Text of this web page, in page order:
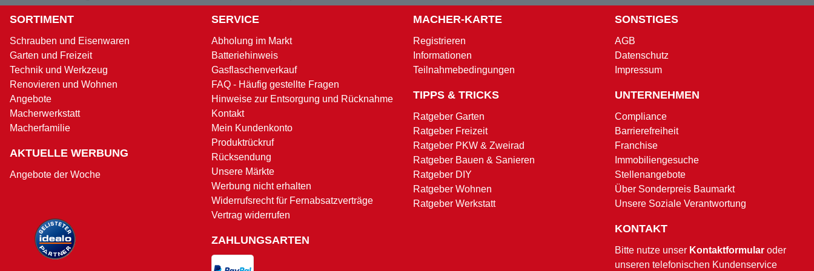
SORTIMENT
Schrauben und Eisenwaren
Garten und Freizeit
Technik und Werkzeug
Renovieren und Wohnen
Angebote
Macherwerkstatt
Macherfamilie
AKTUELLE WERBUNG
Angebote der Woche
SERVICE
Abholung im Markt
Batteriehinweis
Gasflaschenverkauf
FAQ - Häufig gestellte Fragen
Hinweise zur Entsorgung und Rücknahme
Kontakt
Mein Kundenkonto
Produktrückruf
Rücksendung
Unsere Märkte
Werbung nicht erhalten
Widerrufsrecht für Fernabsatzverträge
Vertrag widerrufen
ZAHLUNGSARTEN
MACHER-KARTE
Registrieren
Informationen
Teilnahmebedingungen
TIPPS & TRICKS
Ratgeber Garten
Ratgeber Freizeit
Ratgeber PKW & Zweirad
Ratgeber Bauen & Sanieren
Ratgeber DIY
Ratgeber Wohnen
Ratgeber Werkstatt
SONSTIGES
AGB
Datenschutz
Impressum
UNTERNEHMEN
Compliance
Barrierefreiheit
Franchise
Immobiliengesuche
Stellenangebote
Über Sonderpreis Baumarkt
Unsere Soziale Verantwortung
KONTAKT
Bitte nutze unser Kontaktformular oder
unseren telefonischen Kundenservice